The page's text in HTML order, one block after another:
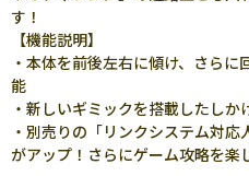
す！
【機能説明】
・本体を前後左右に傾け、さら
能
・新しいギミックを搭載したしか
・別売りの「リンクシステム対
がアップ！さらにゲーム攻略を楽